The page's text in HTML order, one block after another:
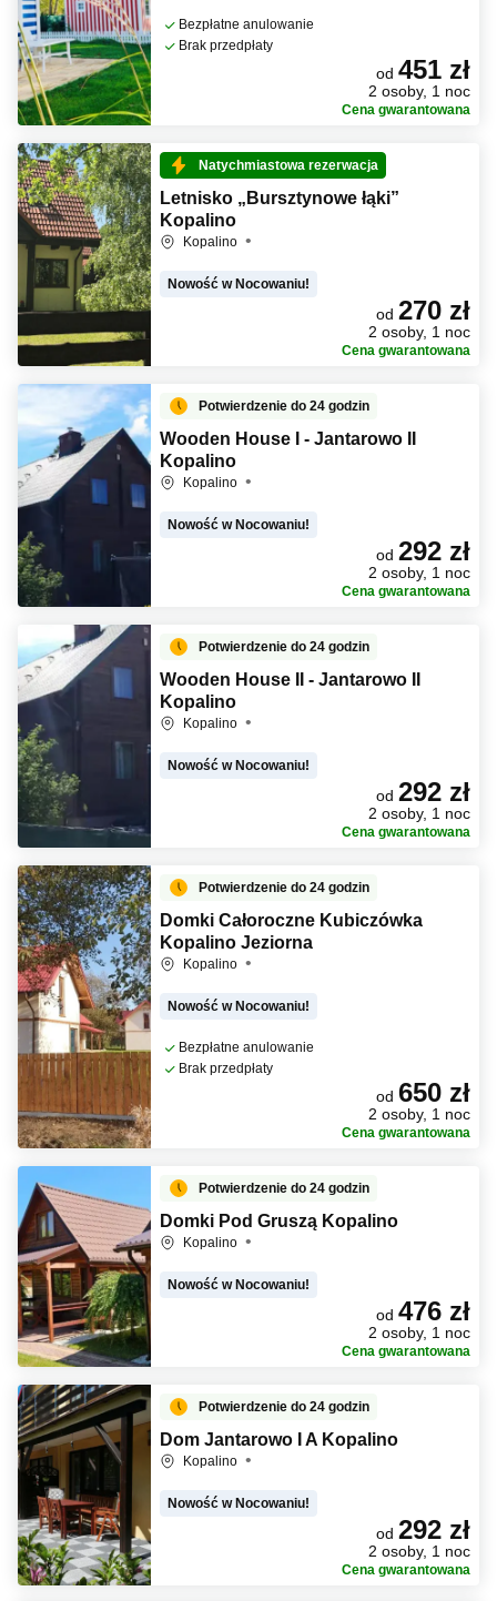
Bezpłatne anulowanie
Brak przedpłaty
od 451 zł
2 osoby, 1 noc
Cena gwarantowana
Natychmiastowa rezerwacja
Letnisko „Bursztynowe łąki”
Kopalino
Kopalino
Nowość w Nocowaniu!
od 270 zł
2 osoby, 1 noc
Cena gwarantowana
Potwierdzenie do 24 godzin
Wooden House I - Jantarowo II
Kopalino
Kopalino
Nowość w Nocowaniu!
od 292 zł
2 osoby, 1 noc
Cena gwarantowana
Potwierdzenie do 24 godzin
Wooden House II - Jantarowo II
Kopalino
Kopalino
Nowość w Nocowaniu!
od 292 zł
2 osoby, 1 noc
Cena gwarantowana
Potwierdzenie do 24 godzin
Domki Całoroczne Kubiczówka
Kopalino Jeziorna
Kopalino
Nowość w Nocowaniu!
Bezpłatne anulowanie
Brak przedpłaty
od 650 zł
2 osoby, 1 noc
Cena gwarantowana
Potwierdzenie do 24 godzin
Domki Pod Gruszą Kopalino
Kopalino
Nowość w Nocowaniu!
od 476 zł
2 osoby, 1 noc
Cena gwarantowana
Potwierdzenie do 24 godzin
Dom Jantarowo I A Kopalino
Kopalino
Nowość w Nocowaniu!
od 292 zł
2 osoby, 1 noc
Cena gwarantowana